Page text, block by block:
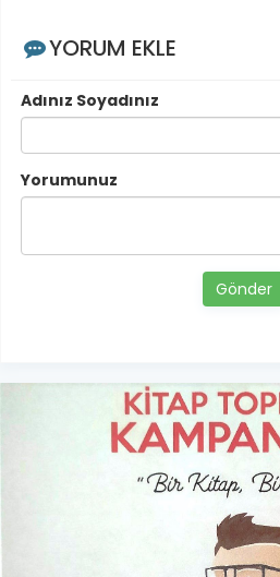
YORUM EKLE
Adınız Soyadınız
Yorumunuz
Gönder